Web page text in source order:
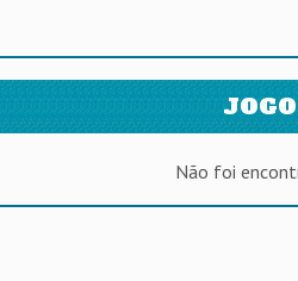
Não foi